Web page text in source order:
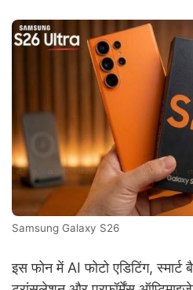
Samsung Galaxy S26
इस फोन में AI फोटो एडिटिंग, स्मार्ट